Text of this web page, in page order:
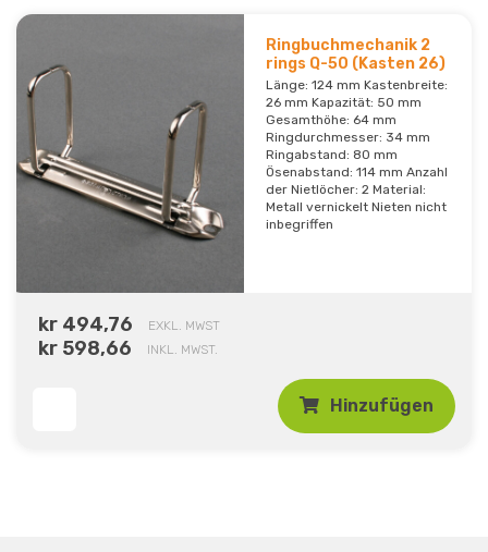
Ringbuchmechanik 2
rings Q-50 (Kasten 26)
Länge: 124 mm Kastenbreite:
26 mm Kapazität: 50 mm
Gesamthöhe: 64 mm
Ringdurchmesser: 34 mm
Ringabstand: 80 mm
Ösenabstand: 114 mm Anzahl
der Nietlöcher: 2 Material:
Metall vernickelt Nieten nicht
inbegriffen
kr 494,76 EXKL. MWST
kr 598,66 INKL. MWST.
Hinzufügen